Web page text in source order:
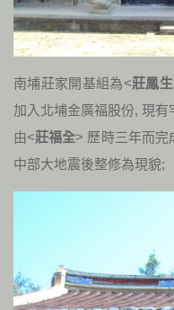
南埔莊家開基組為<莊鳳生
加入北埔金廣福股份, 現有
由<莊福全> 歷時三年而
中部大地震後整修為現貌;